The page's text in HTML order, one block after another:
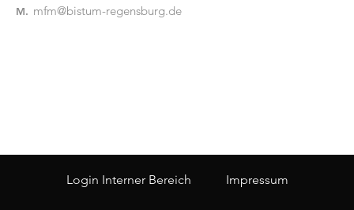
M. mfm@bistum-regensburg.de
Login Interner Bereich Impressum